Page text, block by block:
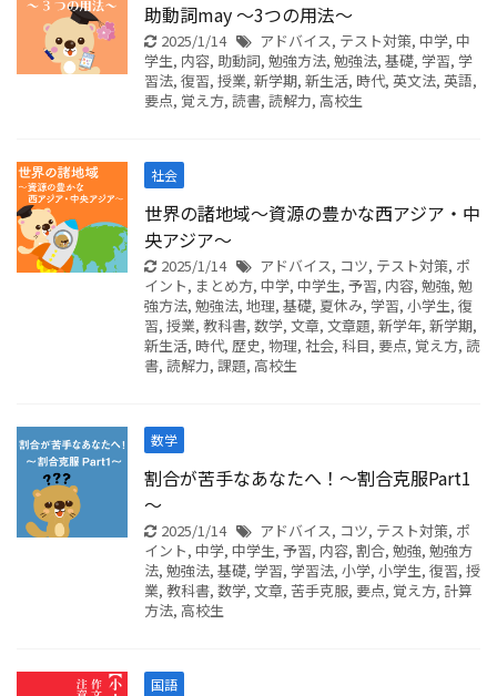
助動詞may ～3つの用法～
2025/1/14 アドバイス, テスト対策, 中学, 中
学生, 内容, 助動詞, 勉強方法, 勉強法, 基礎, 学習, 学
習法, 復習, 授業, 新学期, 新生活, 時代, 英文法, 英語,
要点, 覚え方, 読書, 読解力, 高校生
社会
世界の諸地域～資源の豊かな西アジア・中
央アジア～
2025/1/14 アドバイス, コツ, テスト対策, ポ
イント, まとめ方, 中学, 中学生, 予習, 内容, 勉強, 勉
強方法, 勉強法, 地理, 基礎, 夏休み, 学習, 小学生, 復
習, 授業, 教科書, 数学, 文章, 文章題, 新学年, 新学期,
新生活, 時代, 歴史, 物理, 社会, 科目, 要点, 覚え方, 読
書, 読解力, 課題, 高校生
数学
割合が苦手なあなたへ！～割合克服Part1
～
2025/1/14 アドバイス, コツ, テスト対策, ポ
イント, 中学, 中学生, 予習, 内容, 割合, 勉強, 勉強方
法, 勉強法, 基礎, 学習, 学習法, 小学, 小学生, 復習, 授
業, 教科書, 数学, 文章, 苦手克服, 要点, 覚え方, 計算
方法, 高校生
国語